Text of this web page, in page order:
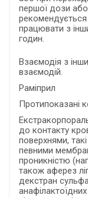
першої дози
працювати з
годин.
Взаємодія з
взаємодій.
Раміприл
Протипоказані
до контакту
поверхнями,
певними
проникністю
також аферез
декстран